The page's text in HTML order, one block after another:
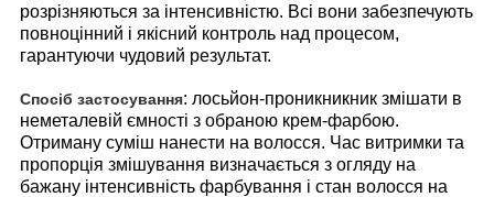
розрізняються за інтенсивністю. Всі вони забезпечують
повноцінний і якісний контроль над процесом,
гарантуючи чудовий результат.
Спосіб застосування: лосьйон-проникникник змішати в
неметалевій ємності з обраною крем-фарбою.
Отриману суміш нанести на волосся. Час витримки та
пропорція змішування визначається з огляду на
бажану інтенсивність фарбування і стан волосся на